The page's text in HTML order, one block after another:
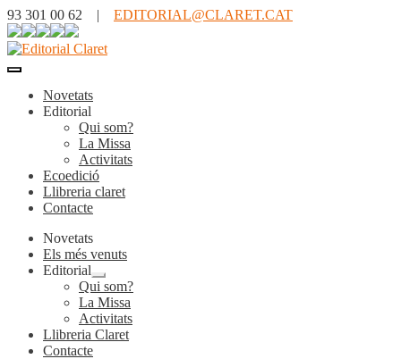
93 301 00 62 | EDITORIAL@CLARET.CAT
Novetats
Editorial
Qui som?
La Missa
Activitats
Ecoedició
Llibreria claret
Contacte
Novetats
Els més venuts
Editorial
Expandeix
el
menú
secundari
Qui som?
La Missa
Activitats
Llibreria Claret
Contacte